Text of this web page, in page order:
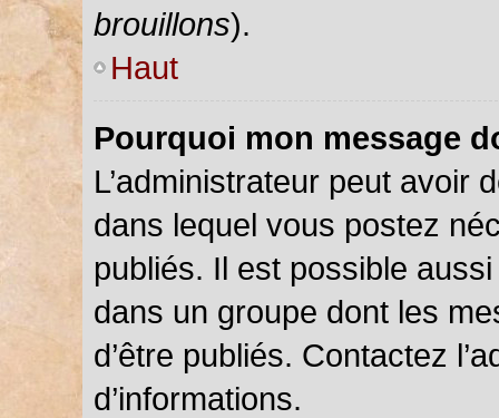
brouillons).
Haut
Pourquoi mon message
L’administrateur peut avoir
dans lequel vous postez
publiés. Il est possible
dans un groupe dont les
d’être publiés. Contactez
d’informations.